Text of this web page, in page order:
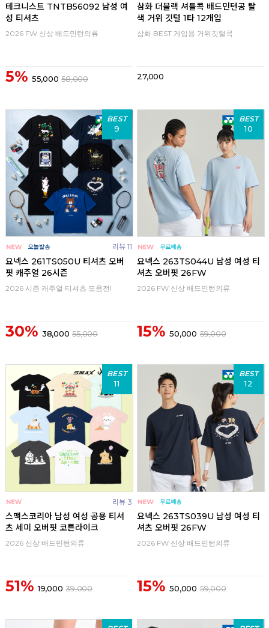
테크니스트 TNTB56092 남성 여
성 티셔츠
2026 FW 신상 배드민턴의류
5% 55,000 58,000
삼화 더블랙 셔틀콕 배드민턴공 탈
색 거위 깃털 1타 12개입
삼화 BEST 게임용 거위깃털콕
27,000
BEST
9
리뷰 11
요넥스 261TS050U 티셔츠 오버
핏 캐주얼 26시즌
2026 시즌 캐주얼 티셔츠 모음전!
30% 38,000 55,000
BEST
10
요넥스 263TS044U 남성 여성 티
셔츠 오버핏 26FW
2026 FW 신상 배드민턴의류
15% 50,000 59,000
BEST
11
리뷰 3
스맥스코리아 남성 여성 공용 티셔
츠 세미 오버핏 코튼라이크
2026 신상 배드민턴의류
51% 19,000 39,000
BEST
12
요넥스 263TS039U 남성 여성 티
셔츠 오버핏 26FW
2026 FW 신상 배드민턴의류
15% 50,000 59,000